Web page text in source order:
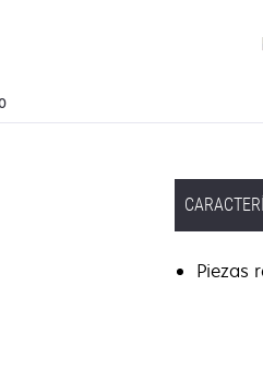
Piezas